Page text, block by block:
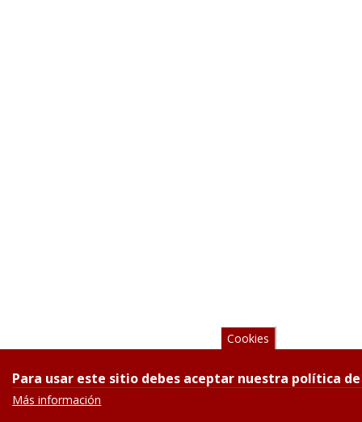
Cookies
Para usar este sitio debes aceptar nuestra política
Más información